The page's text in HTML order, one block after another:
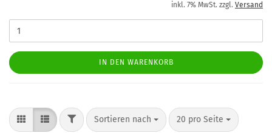
inkl. 7% MwSt. zzgl. Versand
IN DEN WARENKORB
FILTERSortieren nach
Sortieren nach 20 pro Seite
pro Seite